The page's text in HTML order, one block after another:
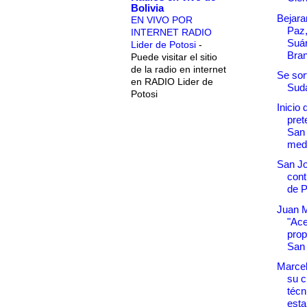
Bolivia
EN VIVO POR
INTERNET RADIO
Lider de Potosi -
Puede visitar el sitio
de la radio en internet
en RADIO Lider de
Potosi
Se
Inicio
San
de
Juan
su